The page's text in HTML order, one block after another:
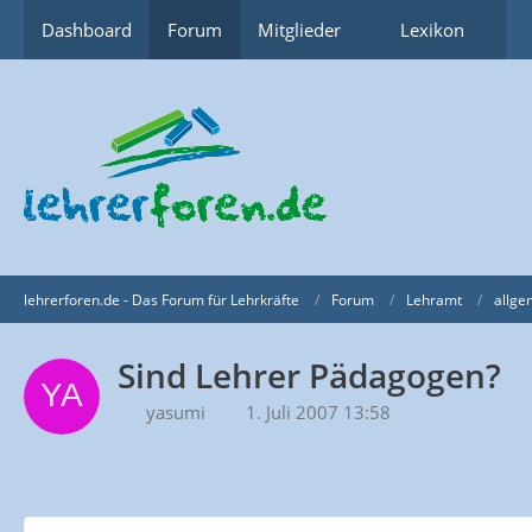
Dashboard Forum Mitglieder Lexikon
lehrerforen.de - Das Forum für Lehrkräfte Forum Lehramt
Sind Lehrer Pädagogen?
yasumi 1. Juli 2007 13:58